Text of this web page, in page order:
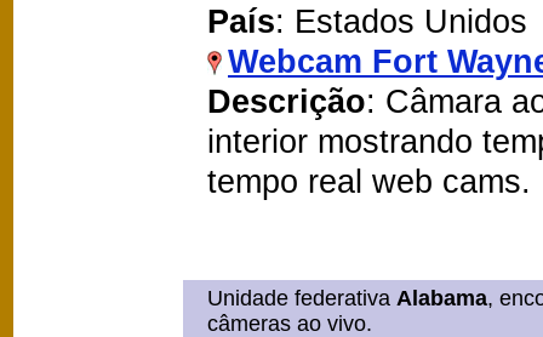
País: Estados Unidos
Webcam Fort
Descrição: Câmara
interior mostrando
tempo real web cams.
Unidade federativa Alabama,
câmeras ao vivo.